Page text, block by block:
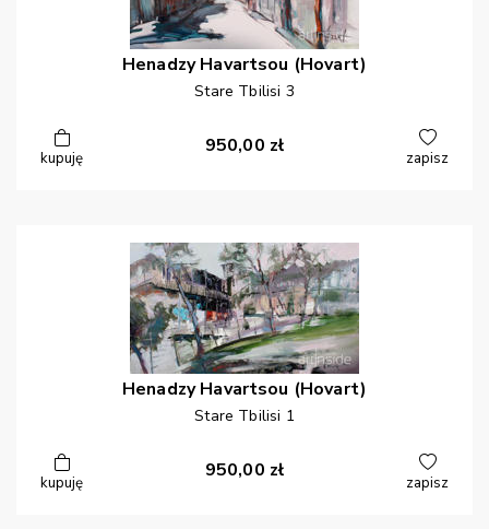
Henadzy Havartsou (Hovart)
Stare Tbilisi 3
kupuję
950,00 zł
zapisz
Henadzy Havartsou (Hovart)
Stare Tbilisi 1
kupuję
950,00 zł
zapisz